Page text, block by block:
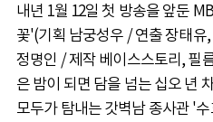
내년 1월 12일 첫 방송을 앞둔
꽃'(기획 남궁성우 / 연출 장태유
정명인 / 제작 베이스스토리, 필
은 밤이 되면 담을 넘는 십오 년
모두가 탐내는 갓벽남 종사관 '